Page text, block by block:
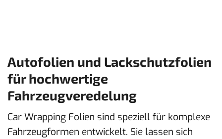
Autofolien und Lackschutzfolien
für hochwertige
Fahrzeugveredelung
Car Wrapping Folien sind speziell für komplexe
Fahrzeugformen entwickelt. Sie lassen sich